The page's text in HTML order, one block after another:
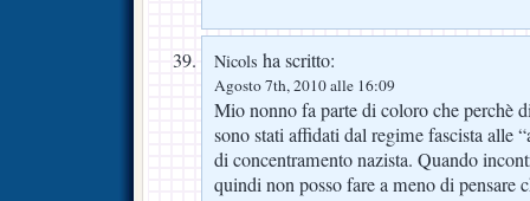
Nicols ha scritto:
Agosto 7th, 2010 alle 16:09
Mio nonno fa parte di coloro che perchè
sono stati affidati dal regime fascista alle
di concentramento nazista. Quando
quindi non posso fare a meno di pensare